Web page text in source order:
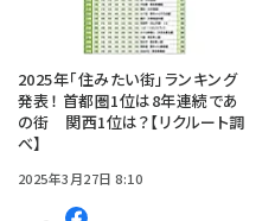
2025年「住みたい街」ランキング
発表！ 首都圏1位は8年連続であ
の街 関西1位は？【リクルート調
べ】
2025年3月27日 8:10